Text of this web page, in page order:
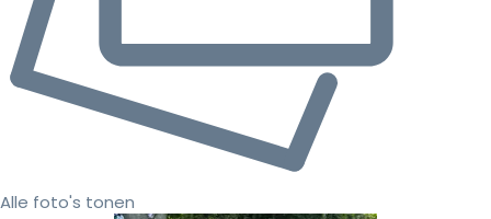
Alle foto's tonen